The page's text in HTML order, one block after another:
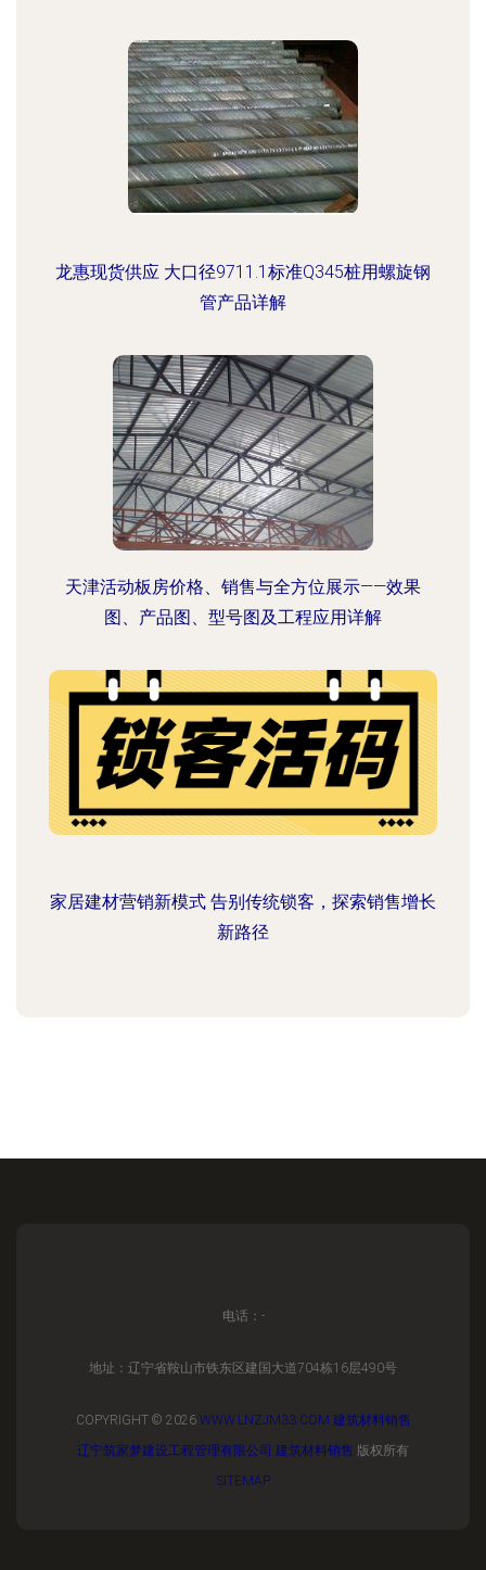
龙惠现货供应 大口径9711.1标准Q345桩用螺旋钢
管产品详解
天津活动板房价格、销售与全方位展示——效果
图、产品图、型号图及工程应用详解
家居建材营销新模式 告别传统锁客，探索销售增长
新路径
电话：-
地址：辽宁省鞍山市铁东区建国大道704栋16层490号
COPYRIGHT © 2026 WWW.LNZJM33.COM 建筑材料销售
辽宁筑家梦建设工程管理有限公司 建筑材料销售 版权所有
SITEMAP